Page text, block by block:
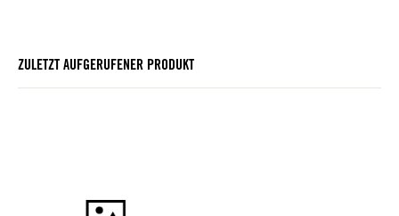
ZULETZT AUFGERUFENER PRODUKT